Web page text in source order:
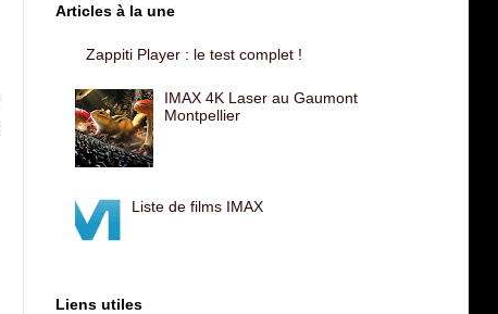
Articles à la une
Zappiti Player : le test complet !
IMAX 4K Laser au Gaumont
Montpellier
Liste de films IMAX
Liens utiles